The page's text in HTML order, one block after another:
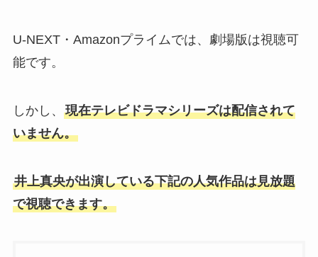
U-NEXT・Amazonプライムでは、劇場版は視聴可
能です。
しかし、 現在テレビドラマシリーズは配信されて
いません。
井上真央が出演している下記の人気作品は見放題
で視聴できます。